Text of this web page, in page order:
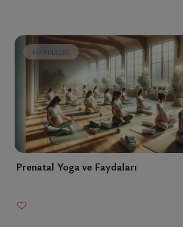
HAMILELIK
Prenatal Yoga ve Faydaları